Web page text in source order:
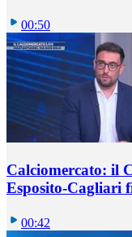
00:50
Calciomercato: il
Esposito-Cagliari
00:42